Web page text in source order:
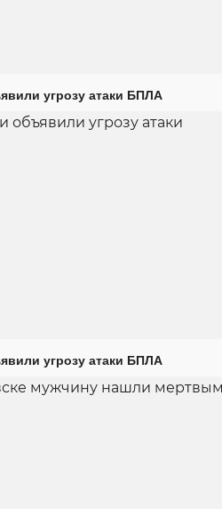
угрозу атаки БПЛА
угрозу атаки БПЛА